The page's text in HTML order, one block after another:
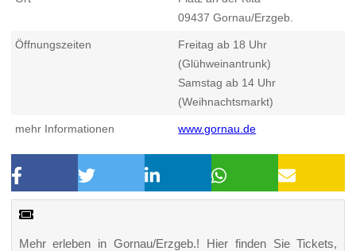
09437 Gornau/Erzgeb.
Öffnungszeiten
Freitag ab 18 Uhr
(Glühweinantrunk)
Samstag ab 14 Uhr
(Weihnachtsmarkt)
mehr Informationen www.gornau.de
Mehr erleben in Gornau/Erzgeb.! Hier finden Sie Tickets,